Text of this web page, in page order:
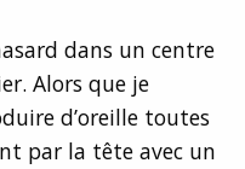
dans un centre
Alors que je
d’oreille toutes
par la tête avec un